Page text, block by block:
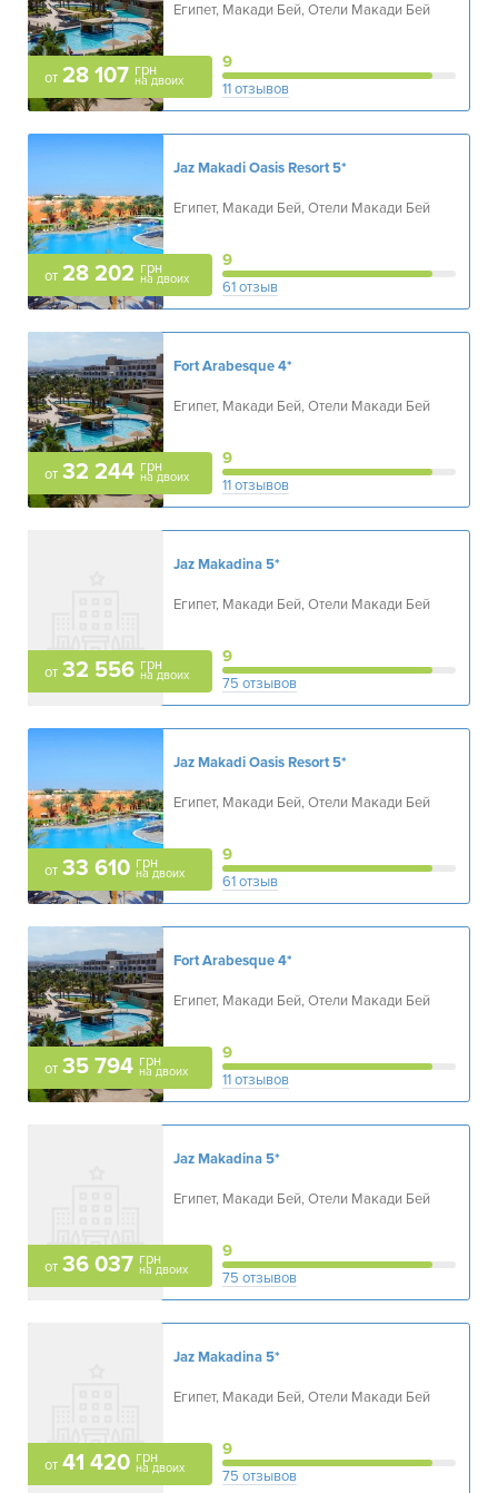
от 28 107 грн
на двоих
Египет, Макади Бей, Отели Макади Бей
9
11 отзывов
от 28 202 грн
на двоих
Jaz Makadi Oasis Resort5*
Египет, Макади Бей, Отели Макади Бей
9
61 отзыв
от 32 244 грн
на двоих
Fort Arabesque4*
Египет, Макади Бей, Отели Макади Бей
9
11 отзывов
от 32 556 грн
на двоих
Jaz Makadina5*
Египет, Макади Бей, Отели Макади Бей
9
75 отзывов
от 33 610 грн
на двоих
Jaz Makadi Oasis Resort5*
Египет, Макади Бей, Отели Макади Бей
9
61 отзыв
от 35 794 грн
на двоих
Fort Arabesque4*
Египет, Макади Бей, Отели Макади Бей
9
11 отзывов
от 36 037 грн
на двоих
Jaz Makadina5*
Египет, Макади Бей, Отели Макади Бей
9
75 отзывов
от 41 420 грн
на двоих
Jaz Makadina5*
Египет, Макади Бей, Отели Макади Бей
9
75 отзывов